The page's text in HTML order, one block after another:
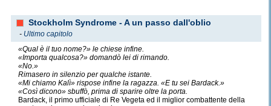
Stockholm Syndrome - A un passo dall'oblio
- Ultimo capitolo
«Qual è il tuo nome?» le chiese infine.
«Importa qualcosa?» domandò lei di rimando.
«No.»
Rimasero in silenzio per qualche istante.
«Mi chiamo Kalì» rispose infine la ragazza. «E tu sei Bardack.»
«Così dicono» sbuffò, prima di sparire oltre la porta.
Bardack, il primo ufficiale di Re Vegeta ed il miglior combattente della